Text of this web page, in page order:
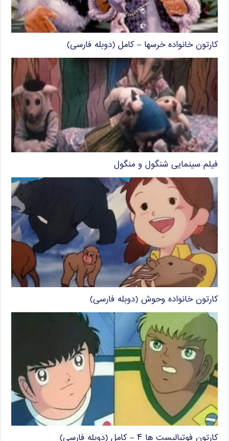
کارتون خانواده خرسها – کامل (دوبله فارسی)
فیلم سینمایی شنگول و منگول
کارتون خانواده وحوش (دوبله فارسی)